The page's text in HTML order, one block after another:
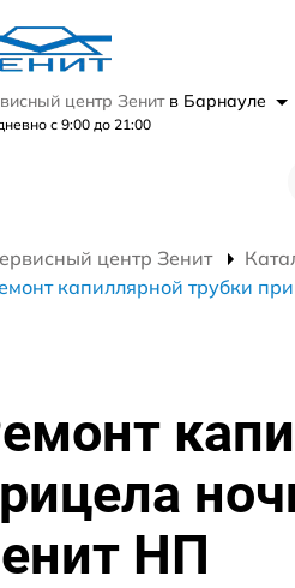
центр Зенит в Барнауле
с 9:00 до 21:00
центр Зенит
капиллярной трубки
НП